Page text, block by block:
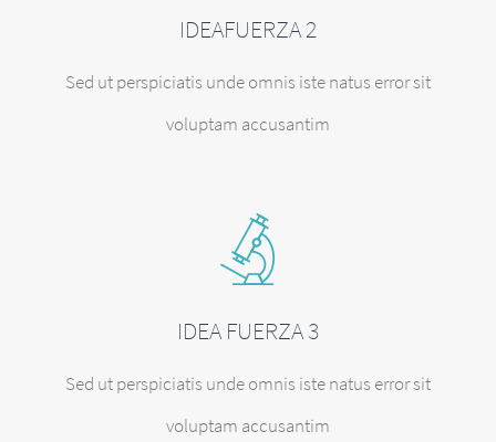
IDEAFUERZA 2
Sed ut perspiciatis unde omnis iste natus error sit
voluptam accusantim
IDEA FUERZA 3
Sed ut perspiciatis unde omnis iste natus error sit
voluptam accusantim